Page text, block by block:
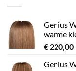
Genius
warme
€ 220,00
Genius